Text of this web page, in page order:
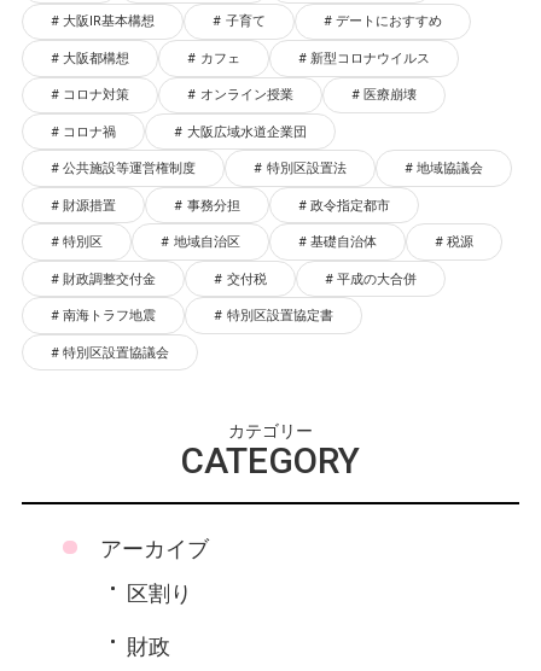
大阪IR基本構想 子育て デートにおすすめ
大阪都構想 カフェ 新型コロナウイルス
コロナ対策 オンライン授業 医療崩壊
コロナ禍 大阪広域水道企業団
公共施設等運営権制度 特別区設置法 地域協議会
財源措置 事務分担 政令指定都市
特別区 地域自治区 基礎自治体 税源
財政調整交付金 交付税 平成の大合併
南海トラフ地震 特別区設置協定書
特別区設置協議会
カテゴリー
CATEGORY
アーカイブ
区割り
財政